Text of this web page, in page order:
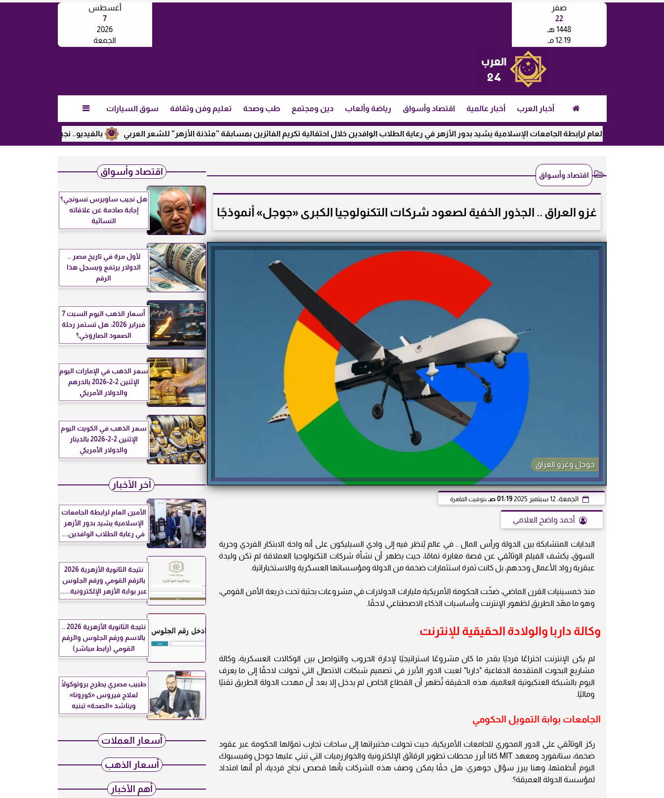
أغسطس
7
2026
الجمعة
صفر
22
1448 هـ
12:19 مـ
أخبار العرب أخبار عالمية اقتصاد وأسواق رياضة وألعاب دين ومجتمع طب وصحة تعليم وفن وثقافة سوق السيارات 
بالفيديو.. نجيب ساويرس يكشف عن الأمين العام لرابطة الجامعات الإسلامية يشيد بدور الأزهر في رعاية الطلاب الوافدين خلال احتفالية تكريم الفائزين بمسابقة ”مئذنة الأزهر” للشعر العربي
اقتصاد وأسواق
غزو العراق .. الجذور الخفية لصعود شركات التكنولوجيا الكبرى «جوجل» أنموذجًا
جوجل وغزو العراق
الجمعة، 12 سبتمبر 2025 01:19 صـ بتوقيت القاهرة
أحمد واضح العلامي
البدايات المتشابكة بين الدولة ورأس المال .. في عالم يُنظر فيه إلى وادي السيليكون على أنه واحة الابتكار الفردي وحرية
السوق، يكشف الفيلم الوثائقي عن قصة مغايرة تمامًا، حيث يظهر أن نشأة شركات التكنولوجيا العملاقة لم تكن وليدة
عبقرية رواد الأعمال وحدهم، بل كانت ثمرة استثمارات ضخمة من الدولة ومؤسساتها العسكرية والاستخباراتية.
منذ خمسينيات القرن الماضي، ضخّت الحكومة الأمريكية مليارات الدولارات في مشروعات بحثية تحت ذريعة الأمن القومي،
وهو ما مهّد الطريق لظهور الإنترنت وأساسيات الذكاء الاصطناعي لاحقًا.
وكالة داربا والولادة الحقيقية للإنترنت
لم يكن الإنترنت اختراعًا فرديًا بقدر ما كان مشروعًا استراتيجيًا لإدارة الحروب والتواصل بين الوكالات العسكرية، وكالة
مشاريع البحوث المتقدمة الدفاعية "داربا" لعبت الدور الأبرز في تصميم شبكات الاتصال التي تحولت لاحقًا إلى ما يعرف
اليوم بالشبكة العنكبوتية العالمية، هذه الحقيقة تُظهر أن القطاع الخاص لم يدخل إلا بعد أن مهدت الدولة الطريق تقنيًا
وماليًا.
الجامعات بوابة التمويل الحكومي
ركز الوثائقي على الدور المحوري للجامعات الأمريكية، حيث تحولت مختبراتها إلى ساحات تجارب تموّلها الحكومة عبر عقود
ضخمة، ستانفورد ومعهد MIT كانا أبرز محطات تطوير الرقائق الإلكترونية والخوارزميات التي تبني عليها جوجل وفيسبوك
اليوم أنظمتها، وهنا يبرز سؤال جوهري: هل حقًا يمكن وصف هذه الشركات بأنها قصص نجاح فردية، أم أنها امتداد
لمؤسسة الدولة العميقة؟.
اقتصاد وأسواق
هل نجيب ساويرس نسونجي؟
إجابة صادمة عن علاقاته
النسائية
لأول مرة في تاريخ مصر ..
الدولار يرتفع ويسجل هذا
الرقم
أسعار الذهب اليوم السبت 7
فبراير 2026: هل تستمر رحلة
الصعود الصاروخي؟
سعر الذهب في الإمارات اليوم
الإثنين 2-2-2026 بالدرهم
والدولار الأمريكي
سعر الذهب في الكويت اليوم
الإثنين 2-2-2026 بالدينار
والدولار الأمريكي
آخر الأخبار
الأمين العام لرابطة الجامعات
الإسلامية يشيد بدور الأزهر
في رعاية الطلاب الوافدين...
نتيجة الثانوية الأزهرية 2026
بالرقم القومي ورقم الجلوس
عبر بوابة الأزهر الإلكترونية.....
نتيجة الثانوية الأزهرية 2026 ..
بالاسم ورقم الجلوس والرقم
القومي (رابط مباشر)
طبيب مصري يطرح بروتوكولًا
لعلاج فيروس «كورونا»
ويناشد «الصحة» تبنيه
أسعار العملات
أسعار الذهب
أهم الأخبار